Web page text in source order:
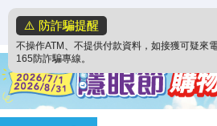
⚠️ 防詐騙提醒
不操作ATM、不提供付款資料，如接獲可疑來
165防詐騙專線。